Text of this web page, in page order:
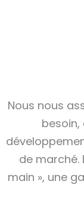
Nous nous
de marché.
main », une